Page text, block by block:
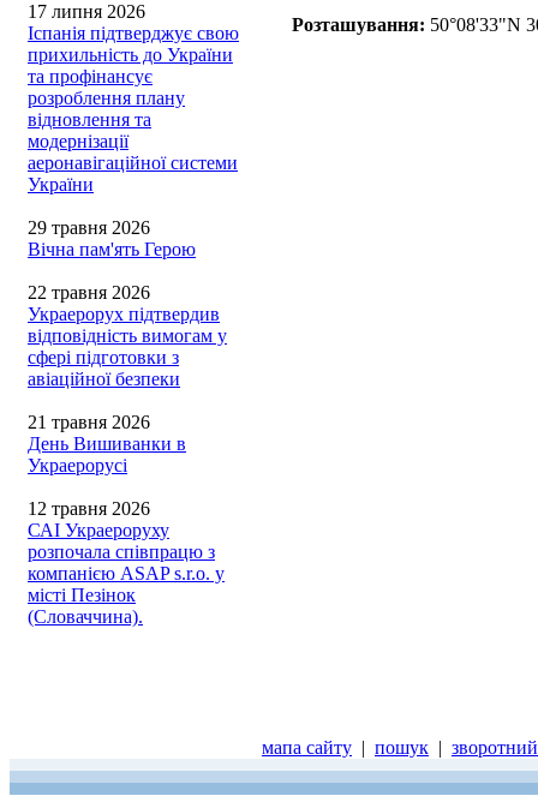
17 липня 2026
Іспанія підтверджує свою
прихильність до України
та профінансує
розроблення плану
відновлення та
модернізації
аеронавігаційної системи
України
29 травня 2026
Вічна пам'ять Герою
22 травня 2026
Украерорух підтвердив
відповідність вимогам у
сфері підготовки з
авіаційної безпеки
21 травня 2026
День Вишиванки в
Украерорусі
12 травня 2026
САІ Украероруху
розпочала співпрацю з
компанією ASAP s.r.o. у
місті Пезінок
(Словаччина).
Розташування: 50°08'33"N
мапа сайту | пошук |